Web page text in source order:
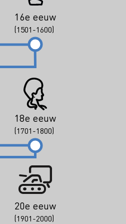
16e eeuw
(1501-1600)
18e eeuw
(1701-1800)
20e eeuw
(1901-2000)